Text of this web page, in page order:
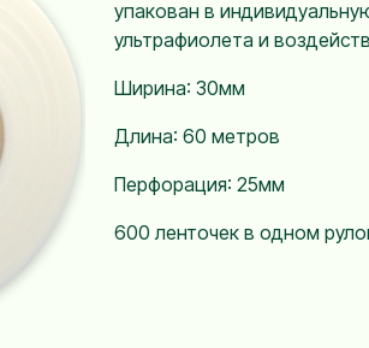
упакован в
ультрафиолета и
Ширина: 30мм
Длина: 60 метров
Перфорация: 25мм
600 ленточек в одном